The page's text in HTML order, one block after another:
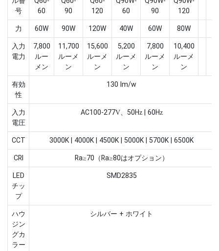
号
60
90
120
60
90
120
力
60W 90W 120W 40W 60W
80W
入力
電力
7,800
ルー
メン
11,700
ルーメ
ン
15,600
ルーメ
ン
5,200
ルーメ
ン
7,800
ルーメ
ン
10,400
ルーメ
ン
有効
性
130 lm/w
入力
電圧
AC100-277V、50Hz | 60Hz
CCT
3000K | 4000K | 4500K | 5000K | 5700K | 6500K
CRI
Ra≥70（Ra≥80はオプション）
LED
チッ
プ
SMD2835
ハウ
ジン
グカ
ラー
シルバー + ホワイト